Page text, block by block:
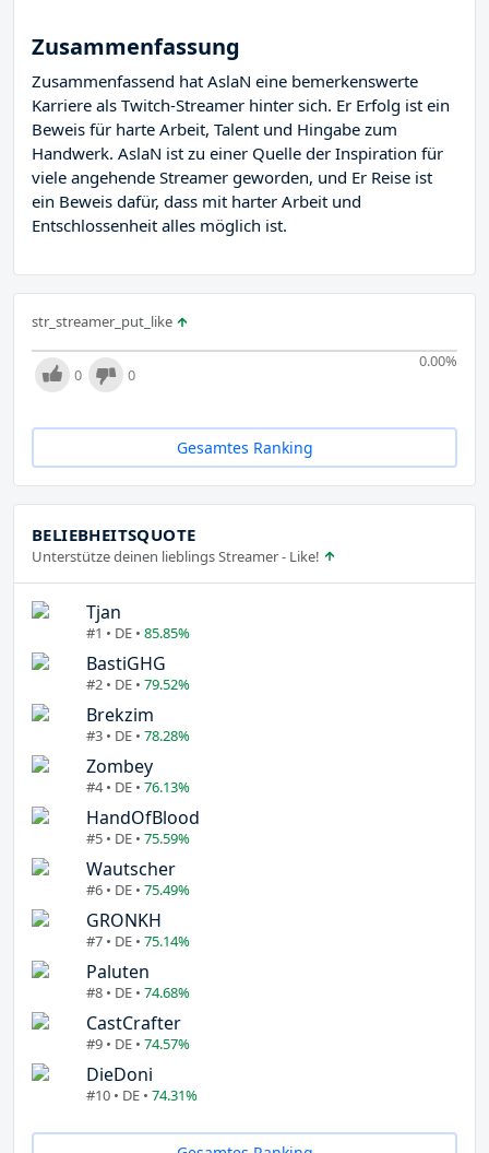
Zusammenfassung
Zusammenfassend hat AslaN eine bemerkenswerte
Karriere als Twitch-Streamer hinter sich. Er Erfolg ist ein
Beweis für harte Arbeit, Talent und Hingabe zum
Handwerk. AslaN ist zu einer Quelle der Inspiration für
viele angehende Streamer geworden, und Er Reise ist
ein Beweis dafür, dass mit harter Arbeit und
Entschlossenheit alles möglich ist.
str_streamer_put_like
0.00%
0 0
Gesamtes Ranking
BELIEBHEITSQUOTE
Unterstütze deinen lieblings Streamer - Like!
Tjan
#1 • DE • 85.85%
BastiGHG
#2 • DE • 79.52%
Brekzim
#3 • DE • 78.28%
Zombey
#4 • DE • 76.13%
HandOfBlood
#5 • DE • 75.59%
Wautscher
#6 • DE • 75.49%
GRONKH
#7 • DE • 75.14%
Paluten
#8 • DE • 74.68%
CastCrafter
#9 • DE • 74.57%
DieDoni
#10 • DE • 74.31%